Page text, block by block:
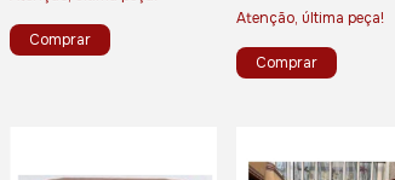
Atenção, última peça!